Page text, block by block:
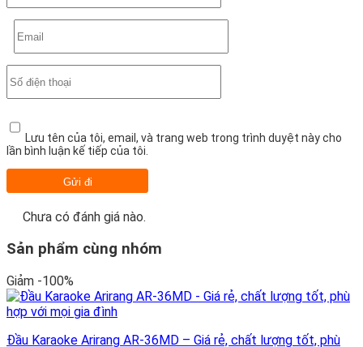
Lưu tên của tôi, email, và trang web trong trình duyệt này cho
lần bình luận kế tiếp của tôi.
Chưa có đánh giá nào.
Sản phẩm cùng nhóm
Giảm -100%
Đầu Karaoke Arirang AR-36MD – Giá rẻ, chất lượng tốt, phù